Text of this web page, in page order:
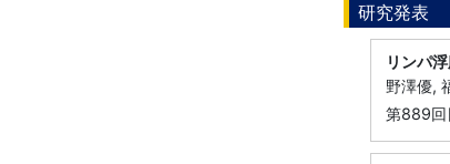
研究発表
リンパ
野澤優,
第889回